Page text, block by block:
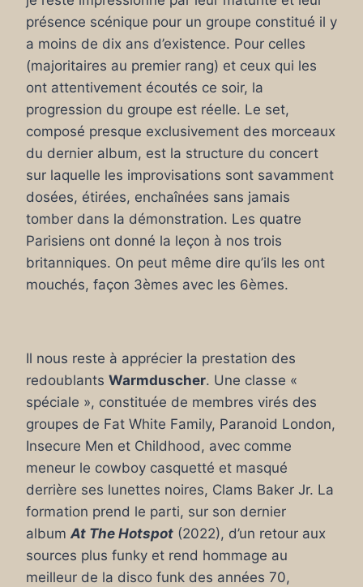
présence scénique pour un groupe constitué il y
a moins de dix ans d’existence. Pour celles
(majoritaires au premier rang) et ceux qui les
ont attentivement écoutés ce soir, la
progression du groupe est réelle. Le set,
composé presque exclusivement des morceaux
du dernier album, est la structure du concert
sur laquelle les improvisations sont savamment
dosées, étirées, enchaînées sans jamais
tomber dans la démonstration. Les quatre
Parisiens ont donné la leçon à nos trois
britanniques. On peut même dire qu’ils les ont
mouchés, façon 3èmes avec les 6èmes.
Il nous reste à apprécier la prestation des
redoublants Warmduscher. Une classe «
spéciale », constituée de membres virés des
groupes de Fat White Family, Paranoid London,
Insecure Men et Childhood, avec comme
meneur le cowboy casquetté et masqué
derrière ses lunettes noires, Clams Baker Jr. La
formation prend le parti, sur son dernier
albumAt The Hotspot (2022), d’un retour aux
sources plus funky et rend hommage au
meilleur de la disco funk des années 70,